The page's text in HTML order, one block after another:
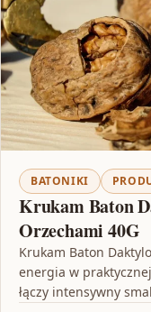
BATONIKI
Krukam Baton
Orzechami 40G
Krukam Baton
energia w
łączy intensywny